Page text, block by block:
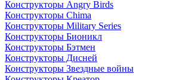
Конструкторы Angry Birds
Конструкторы Chima
Конструкторы Military Series
Конструкторы Бионикл
Конструкторы Бэтмен
Конструкторы Дисней
Конструкторы Звездные войны